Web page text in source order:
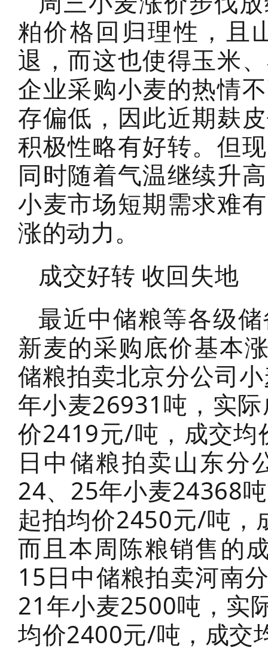
粕价格回归理性，且
退，而这也使得玉米
企业采购小麦的热情
存偏低，因此近期麸
积极性略有好转。但
同时随着气温继续升
小麦市场短期需求难
涨的动力。
成交好转 收回失地
最近中储粮等各级
新麦的采购底价基本
储粮拍卖北京分公司
年小麦26931吨，实
价2419元/吨，成交
日中储粮拍卖山东分
24、25年小麦24368
起拍均价2450元/吨
而且本周陈粮销售的
15日中储粮拍卖河南
21年小麦2500吨，实
均价2400元/吨，成交